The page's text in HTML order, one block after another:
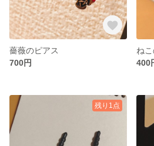
薔薇のピアス
700円
ね
400
残り1点